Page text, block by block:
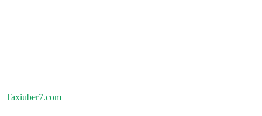
Taxiuber7.com